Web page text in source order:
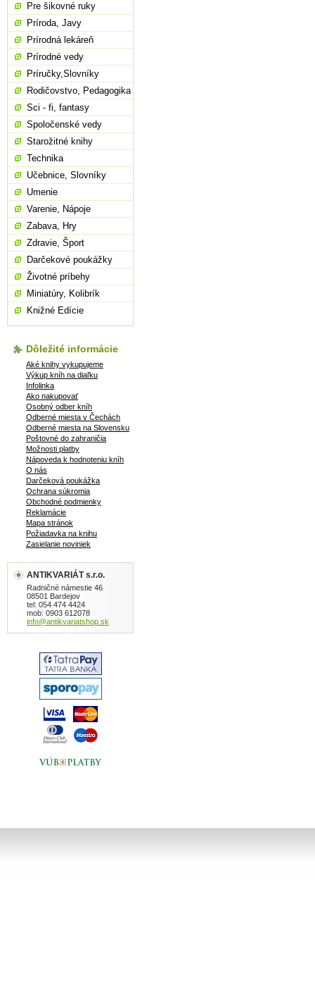
Pre šikovné ruky
Príroda, Javy
Prírodná lekáreň
Prírodné vedy
Príručky,Slovníky
Rodičovstvo, Pedagogika
Sci - fi, fantasy
Spoločenské vedy
Starožitné knihy
Technika
Učebnice, Slovníky
Umenie
Varenie, Nápoje
Zabava, Hry
Zdravie, Šport
Darčekové poukážky
Životné príbehy
Miniatúry, Kolibrík
Knižné Edície
Dôležité informácie
Aké knihy vykupujeme
Výkup kníh na diaľku
Infolinka
Ako nakupovať
Osobný odber kníh
Odberné miesta v Čechách
Odberné miesta na Slovensku
Poštovné do zahraničia
Možnosti platby
Nápoveda k hodnoteniu kníh
O nás
Darčeková poukážka
Ochrana súkromia
Obchodné podmienky
Reklamácie
Mapa stránok
Požiadavka na knihu
Zasielanie noviniek
ANTIKVARIÁT s.r.o.
Radničné námestie 46
08501 Bardejov
tel: 054 474 4424
mob: 0903 612078
info@antikvariatshop.sk